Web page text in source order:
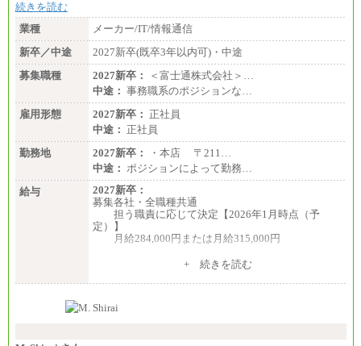
続きを読む
業種
メーカー/IT/情報通信
新卒／中途
2027新卒(既卒3年以内可)・中途
募集職種
2027新卒：
＜富士通株式会社＞…
中途： 事務職系のポジションな…
雇用形態
2027新卒： 正社員
中途： 正社員
勤務地
2027新卒：
・本店 〒211…
中途： ポジションによって勤務…
給与
2027新卒：
募集各社・全職種共通
担う職責に応じて決定【2026年1月時点（予
定）】
月給284,000円または月給315,000円
※入社後早期から、自律的な業務遂行が求めら
す。
い職責を担う方については、さらに高い金額を個別
+ 続きを読む